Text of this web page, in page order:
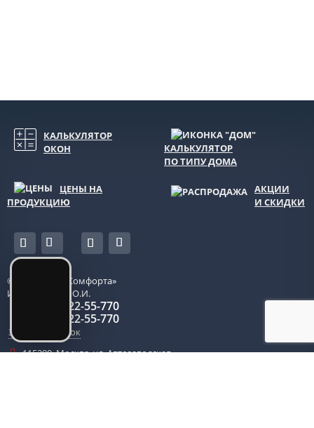
КАЛЬКУЛЯТОР
ОКОН
КАЛЬКУЛЯТОР
ПО ТИПУ ДОМА
ЦЕНЫ НА
ПРОДУКЦИЮ
АКЦИИ
И СКИДКИ
© 2026
«Окна Комфорта»
ИП Боровкова О.И.
+7 (495) 22-55-770
+7 (985) 22-55-770
Заказать звонок
115280,Москва,ул. Автозаводская